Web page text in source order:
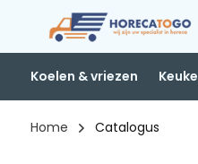
Koelen & vriezen
Home Catalogus